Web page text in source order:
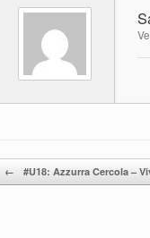
b
o
o p
Navigazione articolo
← #U18: Azzurra Cercola –